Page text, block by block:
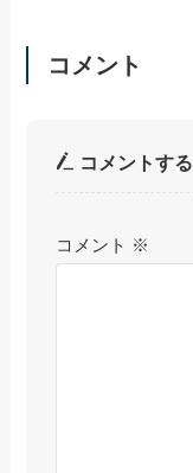
コメント
コメントする
コメント ※